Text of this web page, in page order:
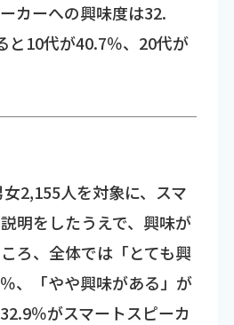
ーへの興味度は32.
と10代が40.7％、20代が
2,155人を対象に、スマ
明をしたうえで、興味が
ろ、全体では「とても興
、「やや興味がある」が
％がスマートスピーカ